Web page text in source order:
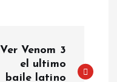
Ver Venom 3
el ultimo
baile latino